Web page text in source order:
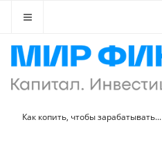
Как копить, чтобы зарабатывать...